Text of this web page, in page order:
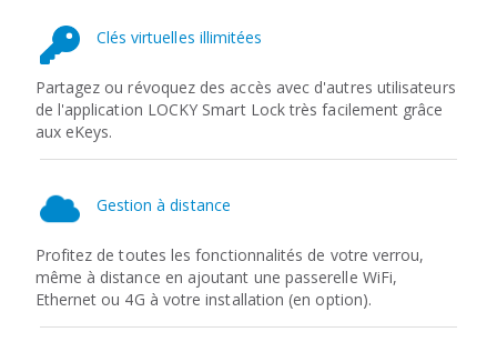
Clés virtuelles illimitées
Partagez ou révoquez des accès avec d'autres utilisateurs
de l'application LOCKY Smart Lock très facilement grâce
aux eKeys.
Gestion à distance
Profitez de toutes les fonctionnalités de votre verrou,
même à distance en ajoutant une passerelle WiFi,
Ethernet ou 4G à votre installation (en option).